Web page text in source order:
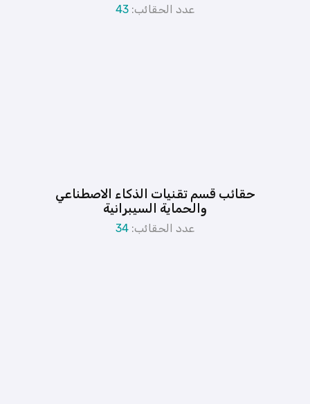
عدد الحقائب: 43
حقائب قسم تقنيات الذكاء الاصطناعي
والحماية السيبرانية
عدد الحقائب: 34